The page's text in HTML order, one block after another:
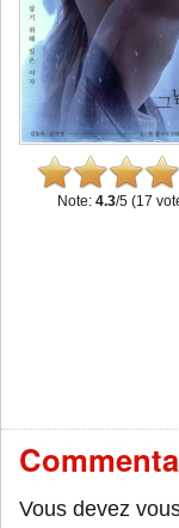
Note: 4.3/5 (17
Vous devez